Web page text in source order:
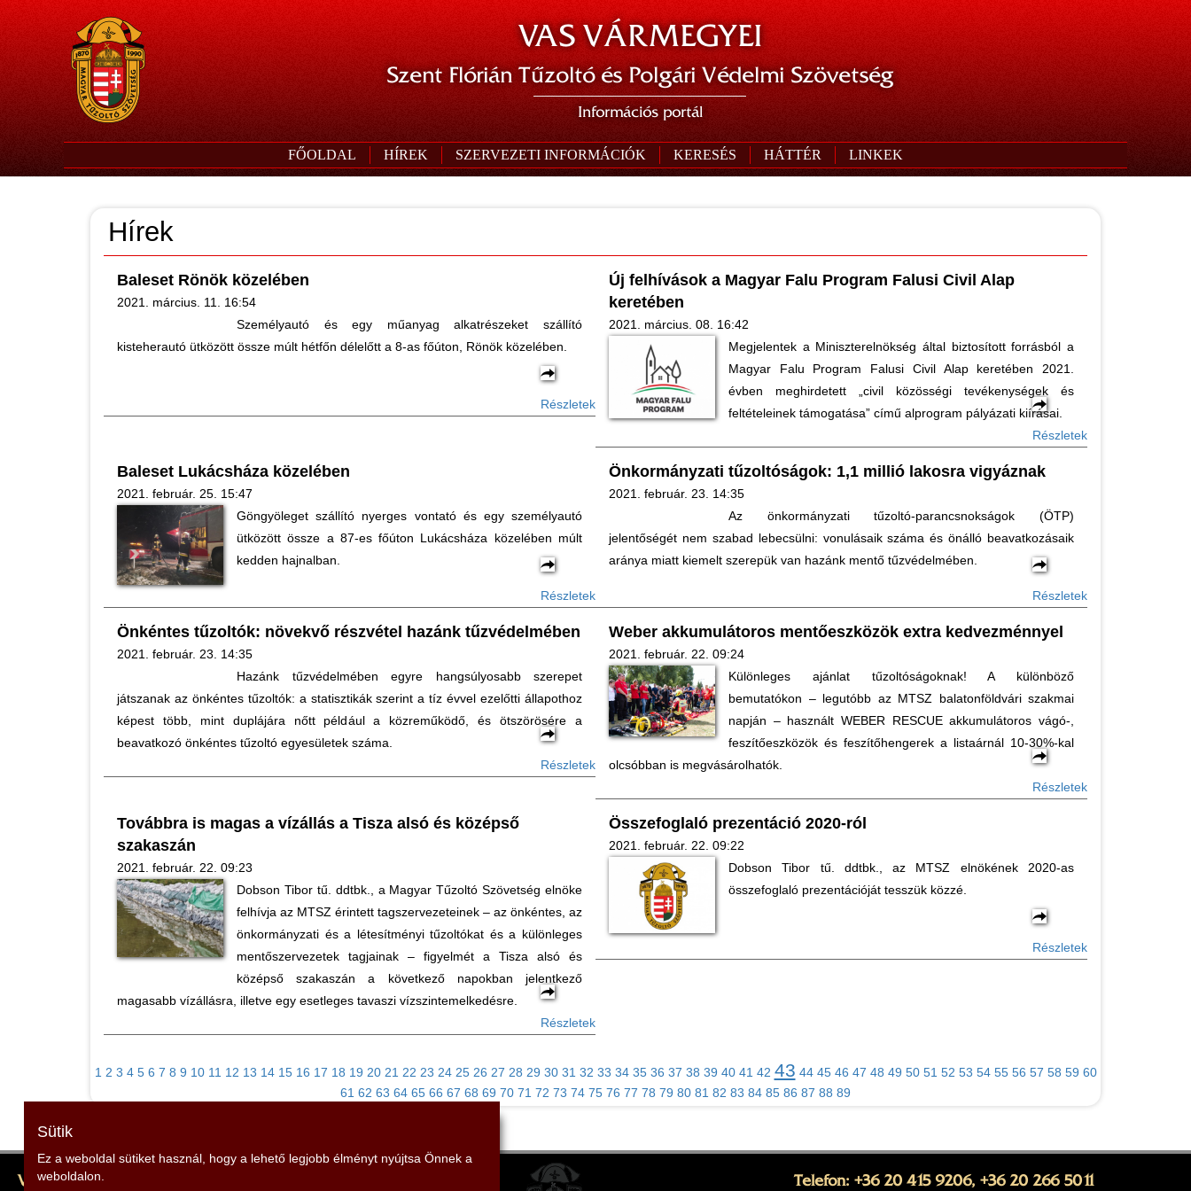
VAS VÁRMEGYEI
Szent Flórián Tűzoltó és Polgári Védelmi Szövetség
Információs portál
FŐOLDAL HÍREK SZERVEZETI INFORMÁCIÓK KERESÉS HÁTTÉR LINKEK
Hírek
Baleset Rönök közelében
2021. március. 11. 16:54
Személyautó és egy műanyag alkatrészeket szállító
kisteherautó ütközött össze múlt hétfőn délelőtt a 8-as főúton, Rönök közelében.
Részletek
Új felhívások a Magyar Falu Program Falusi Civil Alap
keretében
2021. március. 08. 16:42
Megjelentek a Miniszterelnökség által biztosított forrásból a
Magyar Falu Program Falusi Civil Alap keretében 2021.
évben meghirdetett „civil közösségi tevékenységek és
feltételeinek támogatása” című alprogram pályázati kiírásai.
Részletek
Baleset Lukácsháza közelében
2021. február. 25. 15:47
Göngyöleget szállító nyerges vontató és egy személyautó
ütközött össze a 87-es főúton Lukácsháza közelében múlt
kedden hajnalban.
Részletek
Önkormányzati tűzoltóságok: 1,1 millió lakosra vigyáznak
2021. február. 23. 14:35
Az önkormányzati tűzoltó-parancsnokságok (ÖTP)
jelentőségét nem szabad lebecsülni: vonulásaik száma és önálló beavatkozásaik
aránya miatt kiemelt szerepük van hazánk mentő tűzvédelmében.
Részletek
Önkéntes tűzoltók: növekvő részvétel hazánk tűzvédelmében
2021. február. 23. 14:35
Hazánk tűzvédelmében egyre hangsúlyosabb szerepet
játszanak az önkéntes tűzoltók: a statisztikák szerint a tíz évvel ezelőtti állapothoz
képest több, mint duplájára nőtt például a közreműködő, és ötszörösére a
beavatkozó önkéntes tűzoltó egyesületek száma.
Részletek
Weber akkumulátoros mentőeszközök extra kedvezménnyel
2021. február. 22. 09:24
Különleges ajánlat tűzoltóságoknak! A különböző
bemutatókon – legutóbb az MTSZ balatonföldvári szakmai
napján – használt WEBER RESCUE akkumulátoros vágó-,
feszítőeszközök és feszítőhengerek a listaárnál 10-30%-kal
olcsóbban is megvásárolhatók.
Részletek
Továbbra is magas a vízállás a Tisza alsó és középső
szakaszán
2021. február. 22. 09:23
Dobson Tibor tű. ddtbk., a Magyar Tűzoltó Szövetség elnöke
felhívja az MTSZ érintett tagszervezeteinek – az önkéntes, az
önkormányzati és a létesítményi tűzoltókat és a különleges
mentőszervezetek tagjainak – figyelmét a Tisza alsó és
középső szakaszán a következő napokban jelentkező
magasabb vízállásra, illetve egy esetleges tavaszi vízszintemelkedésre.
Részletek
Összefoglaló prezentáció 2020-ról
2021. február. 22. 09:22
Dobson Tibor tű. ddtbk., az MTSZ elnökének 2020-as
összefoglaló prezentációját tesszük közzé.
Részletek
1 2 3 4 5 6 7 8 9 10 11 12 13 14 15 16 17 18 19 20 21 22 23 24 25 26 27 28 29 30 31 32 33 34 35 36 37 38 39 40 41 42 43 44 45 46 47 48 49 50 51 52 53 54 55 56 57 58 59 60
61 62 63 64 65 66 67 68 69 70 71 72 73 74 75 76 77 78 79 80 81 82 83 84 85 86 87 88 89
Vas Vármegyei Szent Flórián Tűzoltó és Polgári Védelmi Szövetség
Telefon: +36 20 415 9206, +36 20 266 5011
Sütik
Ez a weboldal sütiket használ, hogy a lehető legjobb élményt nyújtsa Önnek a
weboldalon.